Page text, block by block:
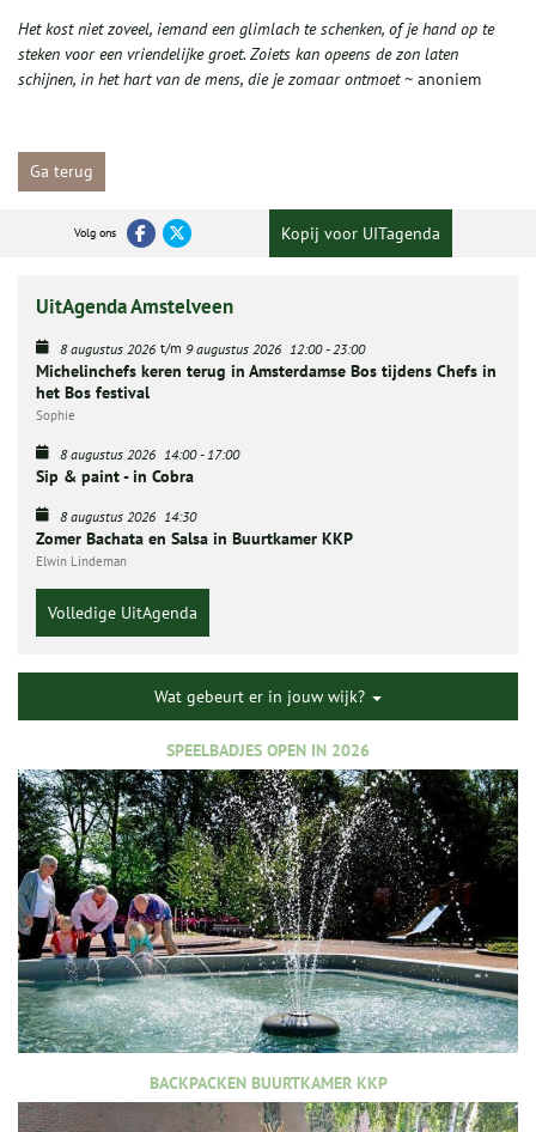
Het kost niet zoveel, iemand een glimlach te schenken, of je hand op te
steken voor een vriendelijke groet. Zoiets kan opeens de zon laten
schijnen, in het hart van de mens, die je zomaar ontmoet ~ anoniem
Ga terug
Volg ons Kopij voor UITagenda
UitAgenda Amstelveen
8 augustus 2026 t/m 9 augustus 2026 12:00-23:00
Michelinchefs keren terug in Amsterdamse Bos tijdens Chefs in
het Bos festival
Sophie
8 augustus 2026 14:00-17:00
Sip & paint - in Cobra
8 augustus 2026 14:30
Zomer Bachata en Salsa in Buurtkamer KKP
Elwin Lindeman
Volledige UitAgenda
Wat gebeurt er in jouw wijk?
SPEELBADJES OPEN IN 2026
BACKPACKEN BUURTKAMER KKP